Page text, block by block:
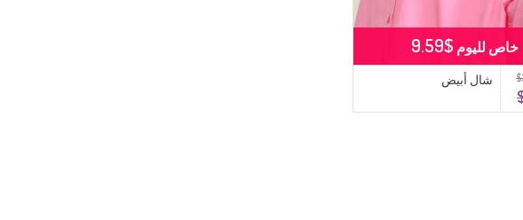
شال أبيض
خاص لليوم $9.59